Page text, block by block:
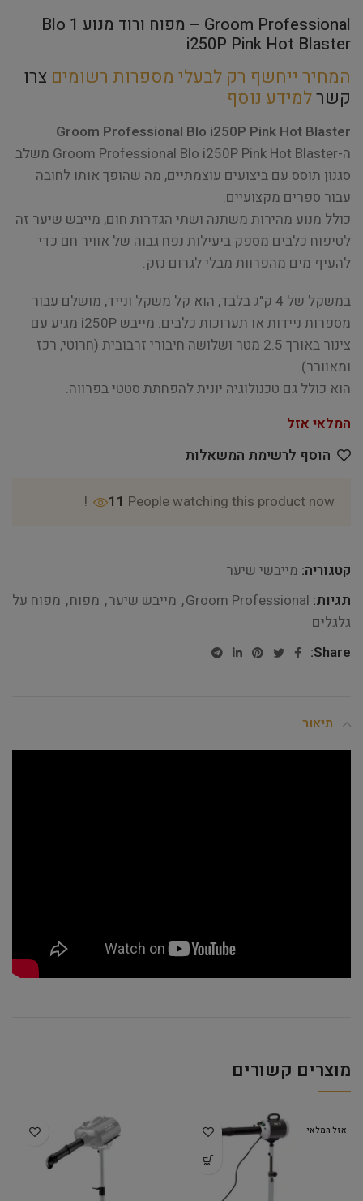
Groom Professional – מפוח ורוד מנוע 1 Blo
i250P Pink Hot Blaster
המחיר ייחשף רק לבעלי מספרות רשומים צרו
קשרלמידע נוסף
Groom Professional Blo i250P Pink Hot Blaster
ה-Groom Professional Blo i250P Pink Hot Blaster משלב
סגנון תוסס עם ביצועים עוצמתיים, מה שהופך אותו לחובה
עבור ספרים מקצועיים.
כולל מנוע מהירות משתנה ושתי הגדרות חום, מייבש שיער זה
לטיפוח כלבים מספק ביעילות נפח גבוה של אוויר חם כדי
להעיף מים מהפרוות מבלי לגרום נזק.
במשקל של 4 ק"ג בלבד, הוא קל משקל ונייד, מושלם עבור
מספרות ניידות או תערוכות כלבים. מייבש i250P מגיע עם
צינור באורך 2.5 מטר ושלושה חיבורי זרבובית (חרוטי, רכז
ומאוורר).
הוא כולל גם טכנולוגיה יונית להפחתת סטטי בפרווה.
המלאי אזל
הוסף לרשימת המשאלות
11 People watching this product now!
קטגוריה: מייבשי שיער
תגיות: Groom Professional
, מייבש שיער, מפוח, מפוח על
גלגלים
Share:
תיאור
מוצרים קשורים
אזל המלאי